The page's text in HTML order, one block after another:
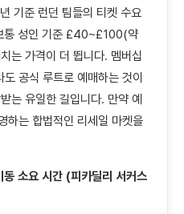
기준 런던 팀들의 티켓 수요
통 성인 기준 £40~£100(약
는 가격이 더 뜁니다. 멤버십
공식 루트로 예매하는 것이
는 유일한 길입니다. 만약 예
하는 합법적인 리세일 마켓을
소요 시간 (피카딜리 서커스